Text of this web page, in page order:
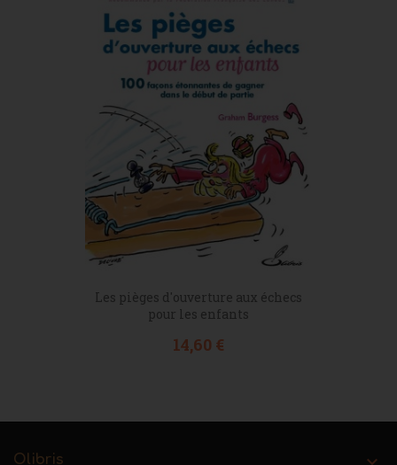
Les pièges d'ouverture aux échecs
pour les enfants
Prix
14,60 €
Olibris